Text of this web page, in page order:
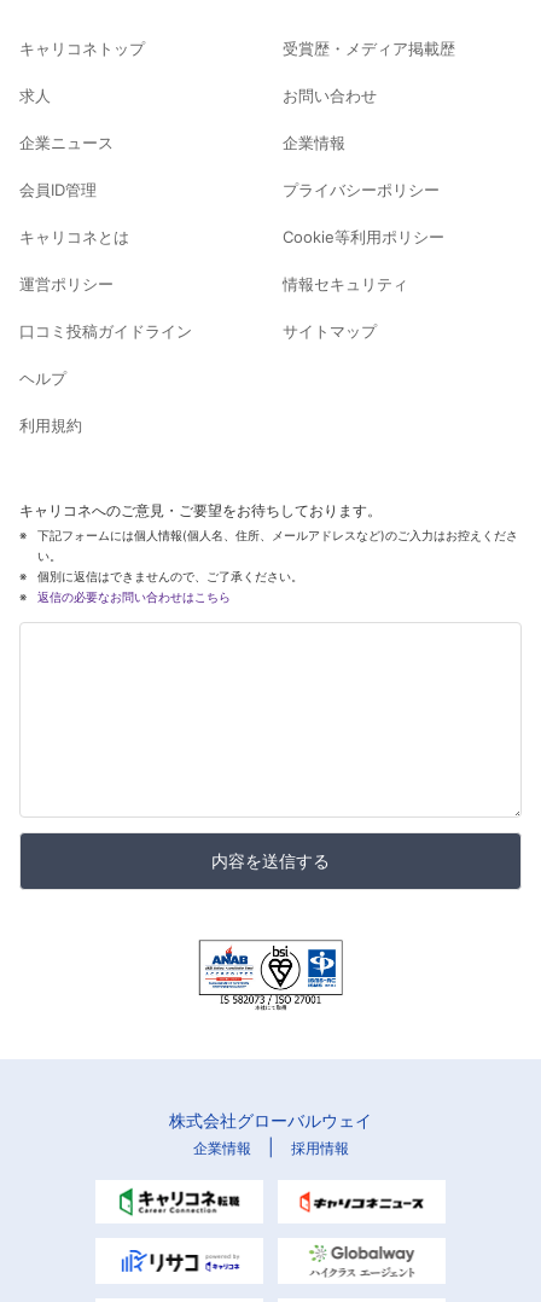
キャリコネトップ
求人
企業ニュース
会員ID管理
キャリコネとは
運営ポリシー
口コミ投稿ガイドライン
ヘルプ
利用規約
受賞歴・メディア掲載歴
お問い合わせ
企業情報
プライバシーポリシー
Cookie等利用ポリシー
情報セキュリティ
サイトマップ
キャリコネへのご意見・ご要望をお待ちしております。
下記フォームには個人情報(個人名、住所、メールアドレスなど)のご入力はお控えくださ
い。
個別に返信はできませんので、ご了承ください。
返信の必要なお問い合わせはこちら
内容を送信する
株式会社グローバルウェイ
企業情報 採用情報